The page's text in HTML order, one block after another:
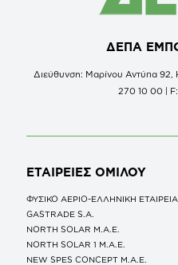
ΔΕΠΑ
Διεύθυνση: Μαρίνου Αντύπα 92,
270 10 00 |
ΕΤΑΙΡΕΙΕΣ ΟΜΙΛΟΥ
ΦΥΣΙΚΟ ΑΕΡΙΟ-ΕΛΛΗΝΙΚΗ
GASTRADE S.A.
NORTH SOLAR M.Α.Ε.
NORTH SOLAR 1 M.Α.Ε.
NEW SPES CONCEPT Μ.Α.Ε.